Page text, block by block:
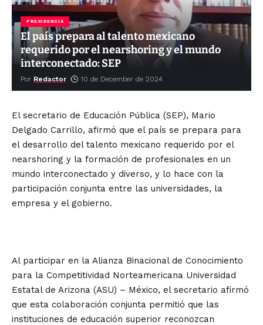
PRESIDENCIA
El país prepara al talento mexicano
requerido por el nearshoring y el mundo
interconectado: SEP
Por Redactor 10 de December de 2024
El secretario de Educación Pública (SEP), Mario
Delgado Carrillo, afirmó que el país se prepara para
el desarrollo del talento mexicano requerido por el
nearshoring y la formación de profesionales en un
mundo interconectado y diverso, y lo hace con la
participación conjunta entre las universidades, la
empresa y el gobierno.
Al participar en la Alianza Binacional de Conocimiento
para la Competitividad Norteamericana Universidad
Estatal de Arizona (ASU) – México, el secretario afirmó
que esta colaboración conjunta permitió que las
instituciones de educación superior reconozcan